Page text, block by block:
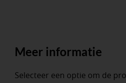
Meer informatie
Selecteer een optie om de